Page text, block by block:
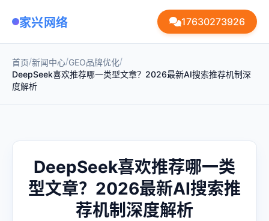
家兴网络 17630273926
首页/新闻中心/GEO品牌优化/
DeepSeek喜欢推荐哪一类型文章？2026最新AI搜索推荐机制深
度解析
DeepSeek喜欢推荐哪一类
型文章？2026最新AI搜索推
荐机制深度解析